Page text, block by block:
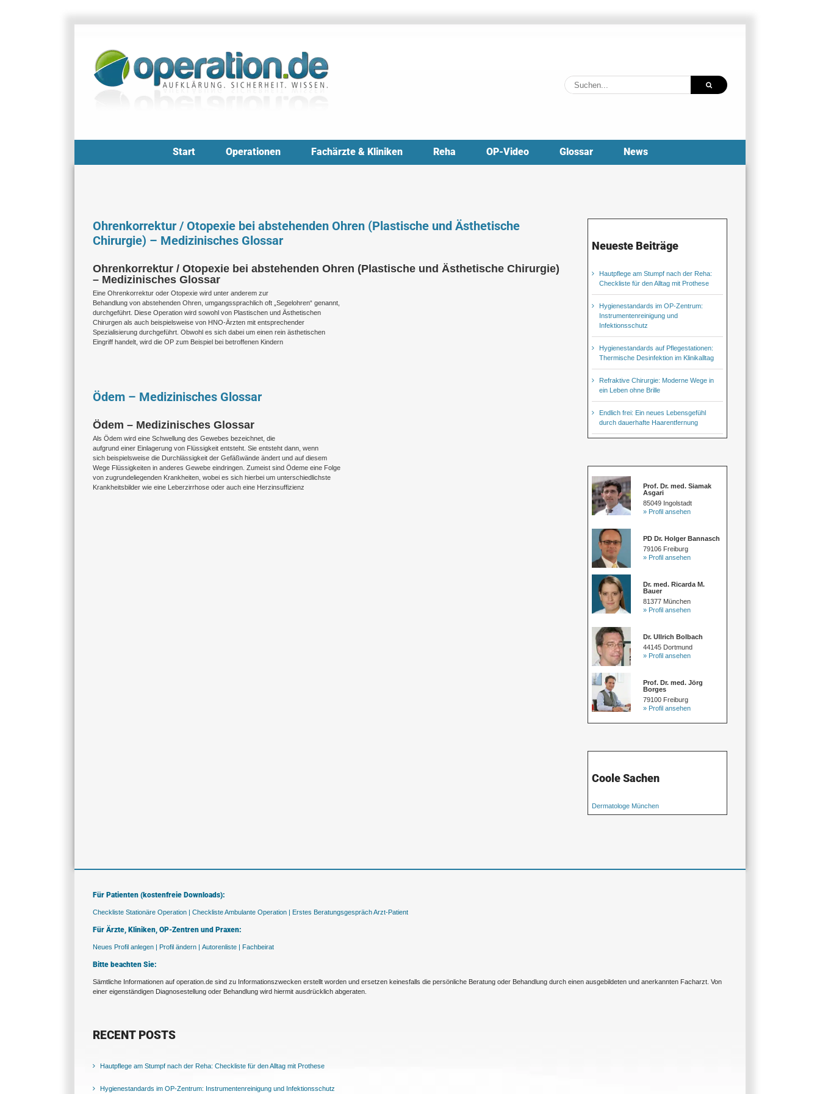
Suche
nach:
Start Operationen Fachärzte & Kliniken Reha OP-Video Glossar News
Ohrenkorrektur / Otopexie bei abstehenden Ohren (Plastische und Ästhetische
Chirurgie) – Medizinisches Glossar
Ohrenkorrektur / Otopexie bei abstehenden Ohren (Plastische und Ästhetische Chirurgie)
– Medizinisches Glossar
Eine Ohrenkorrektur oder Otopexie wird unter anderem zur
Behandlung von abstehenden Ohren, umgangssprachlich oft „Segelohren“ genannt,
durchgeführt. Diese Operation wird sowohl von Plastischen und Ästhetischen
Chirurgen als auch beispielsweise von HNO-Ärzten mit entsprechender
Spezialisierung durchgeführt. Obwohl es sich dabei um einen rein ästhetischen
Eingriff handelt, wird die OP zum Beispiel bei betroffenen Kindern
Ödem – Medizinisches Glossar
Ödem – Medizinisches Glossar
Als Ödem wird eine Schwellung des Gewebes bezeichnet, die
aufgrund einer Einlagerung von Flüssigkeit entsteht. Sie entsteht dann, wenn
sich beispielsweise die Durchlässigkeit der Gefäßwände ändert und auf diesem
Wege Flüssigkeiten in anderes Gewebe eindringen. Zumeist sind Ödeme eine Folge
von zugrundeliegenden Krankheiten, wobei es sich hierbei um unterschiedlichste
Krankheitsbilder wie eine Leberzirrhose oder auch eine Herzinsuffizienz
Neueste Beiträge
Hautpflege am Stumpf nach der Reha:
Checkliste für den Alltag mit Prothese
Hygienestandards im OP-Zentrum:
Instrumentenreinigung und
Infektionsschutz
Hygienestandards auf Pflegestationen:
Thermische Desinfektion im Klinikalltag
Refraktive Chirurgie: Moderne Wege in
ein Leben ohne Brille
Endlich frei: Ein neues Lebensgefühl
durch dauerhafte Haarentfernung
Prof. Dr. med. Siamak
Asgari
85049 Ingolstadt
» Profil ansehen
PD Dr. Holger Bannasch
79106 Freiburg
» Profil ansehen
Dr. med. Ricarda M.
Bauer
81377 München
» Profil ansehen
Dr. Ullrich Bolbach
44145 Dortmund
» Profil ansehen
Prof. Dr. med. Jörg
Borges
79100 Freiburg
» Profil ansehen
Coole Sachen
Dermatologe München
Für Patienten (kostenfreie Downloads):
Checkliste Stationäre Operation | Checkliste Ambulante Operation | Erstes Beratungsgespräch Arzt-Patient
Für Ärzte, Kliniken, OP-Zentren und Praxen:
Neues Profil anlegen | Profil ändern | Autorenliste | Fachbeirat
Bitte beachten Sie:
Sämtliche Informationen auf operation.de sind zu Informationszwecken erstellt worden und ersetzen keinesfalls die persönliche Beratung oder Behandlung durch einen ausgebildeten und anerkannten Facharzt. Von
einer eigenständigen Diagnosestellung oder Behandlung wird hiermit ausdrücklich abgeraten.
RECENT POSTS
Hautpflege am Stumpf nach der Reha: Checkliste für den Alltag mit Prothese
Hygienestandards im OP-Zentrum: Instrumentenreinigung und Infektionsschutz